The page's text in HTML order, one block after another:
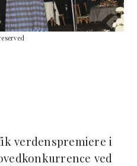
verdenspremiere i
ved